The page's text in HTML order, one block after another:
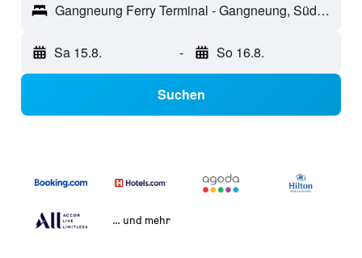
Gangneung Ferry Terminal - Gangneung, Südkorea
Sa 15.8. - So 16.8.
Suchen
… und mehr